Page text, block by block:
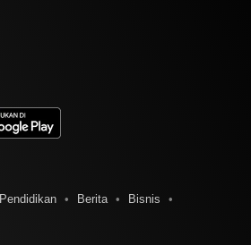
Pendidikan Berita
Bisnis